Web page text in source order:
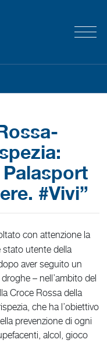
#Vivi”
con attenzione la
stato utente della
aver seguito un
– nell’ambito del
Croce Rossa della
che ha l’obiettivo
prevenzione di ogni
alcol, gioco